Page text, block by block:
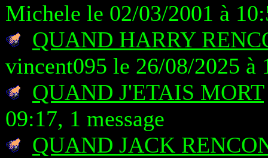
Michele le 02/03/2001 à
QUAND HARRY
vincent095 le 26/08/2025 à
QUAND J'ETAIS MORT
09:17, 1 message
QUAND JACK